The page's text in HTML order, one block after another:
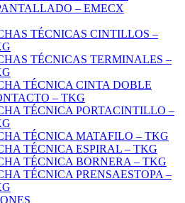
– EMECX
TÉCNICAS CINTILLOS –
TÉCNICAS TERMINALES –
TÉCNICA CINTA DOBLE
– TKG
TÉCNICA PORTACINTILLO –
TÉCNICA MATAFILO – TKG
TÉCNICA ESPIRAL – TKG
TÉCNICA BORNERA – TKG
TÉCNICA PRENSAESTOPA –